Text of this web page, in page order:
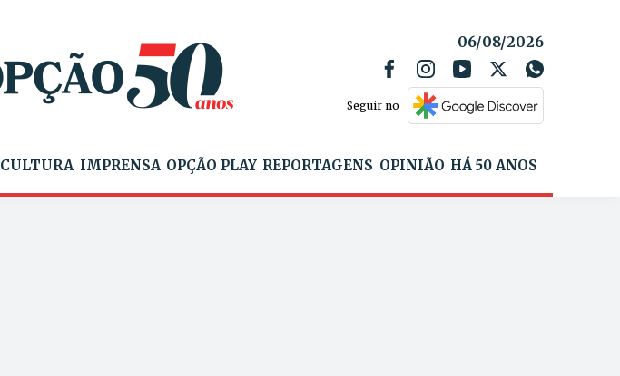
06/08/2026
Seguir no
CULTURA IMPRENSA OPÇÃO PLAY REPORTAGENS OPINIÃO HÁ 50 ANOS